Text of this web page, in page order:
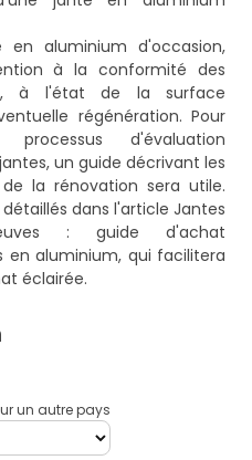
aluminium d'occasion,
à la conformité des
à l'état de la surface
régénération. Pour
d'évaluation
un guide décrivant les
la rénovation sera utile.
dans l'article Jantes
: guide d'achat
en aluminium, qui facilitera
éclairée.
un autre pays